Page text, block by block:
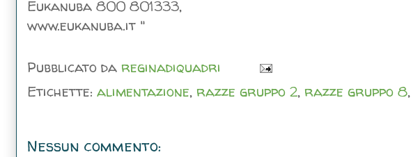
Eukanuba 800 801333,
www.eukanuba.it "
Pubblicato da reginadiquadri
Etichette: alimentazione, razze gruppo 2, razze gruppo 8,
Nessun commento: